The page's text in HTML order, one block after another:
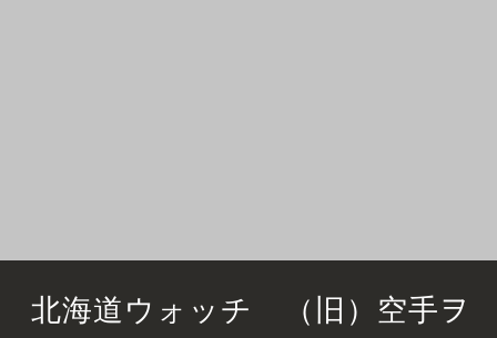
北海道ウォッチ （旧）空手ヲ